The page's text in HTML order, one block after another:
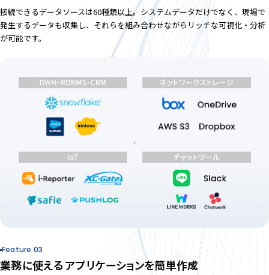
接続できるデータソースは60種類以上。システムデータだけでなく、現場で
発生するデータも収集し、それらを組み合わせながらリッチな可視化・分析
が可能です。
Feature 03
業務に使えるアプリケーションを簡単作成